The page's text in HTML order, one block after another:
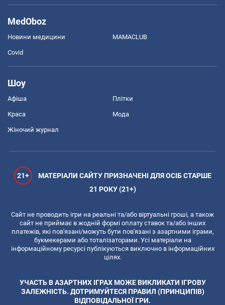
MedOboz
Новини медицини MAMACLUB
Covid
Шоу
Афіша Плітки
Краса Мода
Жіночий журнал
21+
МАТЕРІАЛИ САЙТУ ПРИЗНАЧЕНІ ДЛЯ ОСІБ СТАРШЕ
21 РОКУ (21+)
Сайт не проводить ігри на реальні та/або віртуальні гроші, а також
сайт не приймає в жодній формі оплату ставок та/або інших
платежів, які пов'язані/можуть бути пов'язані з азартними іграми,
букмекерами або тоталізаторами. Усі матеріали на
інформаційному ресурсі публікуються виключно в інформаційних
цілях.
УЧАСТЬ В АЗАРТНИХ ІГРАХ МОЖЕ ВИКЛИКАТИ ІГРОВУ
ЗАЛЕЖНІСТЬ. ДОТРИМУЙТЕСЯ ПРАВИЛ (ПРИНЦИПІВ)
ВІДПОВІДАЛЬНОЇ ГРИ.